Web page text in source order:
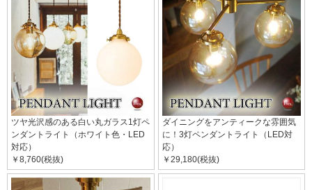
ツヤ光沢感のある白い丸ガラス1灯ペ
ンダントライト（ホワイト色・LED
対応）
￥8,760(税抜)
ダイニングをアンティークな雰囲気
に！3灯ペンダントライト（LED対
応）
￥29,180(税抜)